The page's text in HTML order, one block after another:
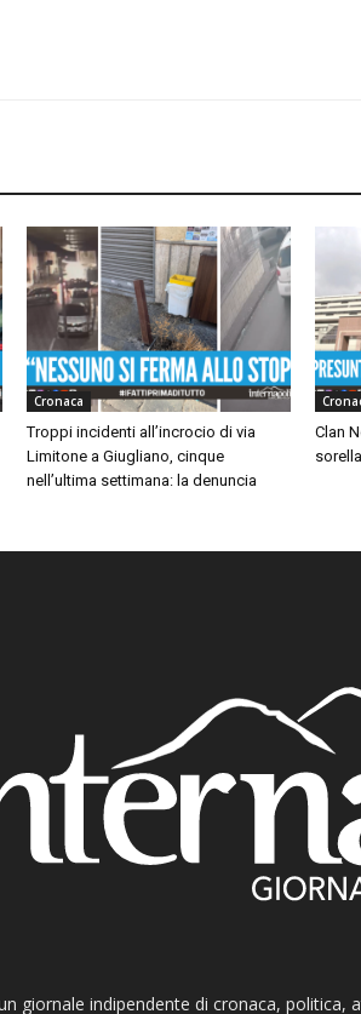
Cronaca
Troppi incidenti all’incrocio di via
Limitone a Giugliano, cinque
nell’ultima settimana: la denuncia
Clan
giornale indipendente di cronaca,